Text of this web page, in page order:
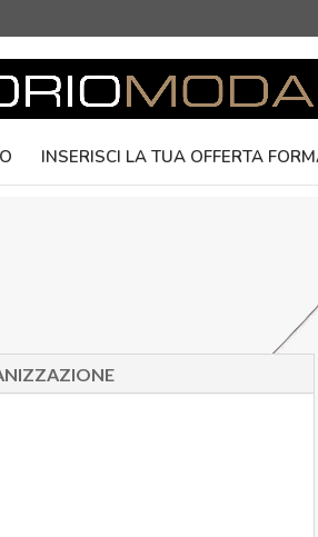
INSERISCI LA TUA OFFERTA